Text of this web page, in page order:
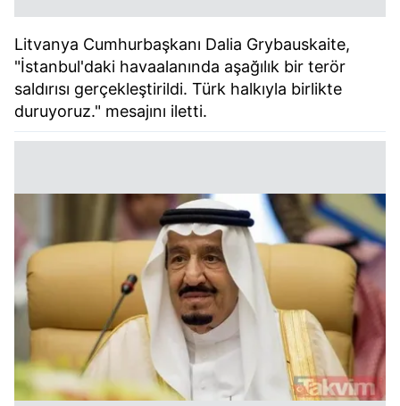
Litvanya Cumhurbaşkanı Dalia Grybauskaite,
"İstanbul'daki havaalanında aşağılık bir terör
saldırısı gerçekleştirildi. Türk halkıyla birlikte
duruyoruz." mesajını iletti.